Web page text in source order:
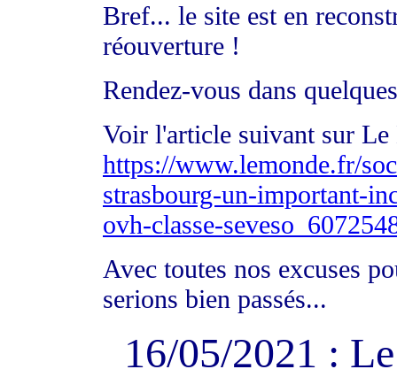
Bref... le site est en
réouverture !
Rendez-vous dans
Voir l'article suivant sur
https://www.lemonde.fr/
strasbourg-un-important-
ovh-classe-
Avec toutes nos excuses
serions bien passés...
16/05/2021 :